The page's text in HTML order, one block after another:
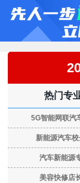
热门专
5G智能网联汽
新能源汽车
汽车新能源
美容快修店